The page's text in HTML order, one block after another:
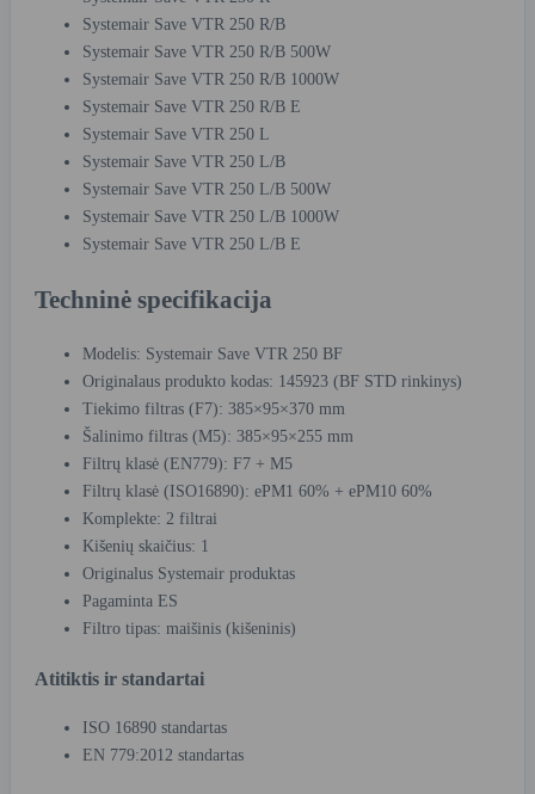
Systemair Save VTR 250 R/B
Systemair Save VTR 250 R/B 500W
Systemair Save VTR 250 R/B 1000W
Systemair Save VTR 250 R/B E
Systemair Save VTR 250 L
Systemair Save VTR 250 L/B
Systemair Save VTR 250 L/B 500W
Systemair Save VTR 250 L/B 1000W
Systemair Save VTR 250 L/B E
Techninė specifikacija
Modelis: Systemair Save VTR 250 BF
Originalaus produkto kodas: 145923 (BF STD rinkinys)
Tiekimo filtras (F7): 385×95×370 mm
Šalinimo filtras (M5): 385×95×255 mm
Filtrų klasė (EN779): F7 + M5
Filtrų klasė (ISO16890): ePM1 60% + ePM10 60%
Komplekte: 2 filtrai
Kišenių skaičius: 1
Originalus Systemair produktas
Pagaminta ES
Filtro tipas: maišinis (kišeninis)
Atitiktis ir standartai
ISO 16890 standartas
EN 779:2012 standartas